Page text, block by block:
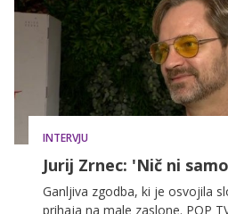
INTERVJU
Jurij Zrnec: 'Nič ni
Ganljiva zgodba, ki je osvojila
prihaja na male zaslone. POP